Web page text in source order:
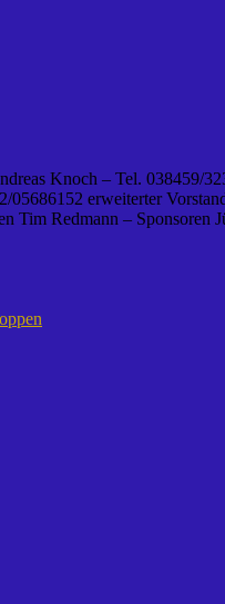
Knoch – Tel. 038459/
05686152 erweiterter
Tim Redmann –